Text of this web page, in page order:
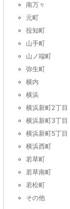
南万々
元町
役知町
山手町
山ノ端町
弥生町
横内
横浜
横浜新町2丁目
横浜新町3丁目
横浜新町5丁目
横浜西町
若草町
若草南町
若松町
その他